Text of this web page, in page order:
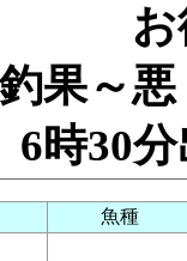
待
果
時30
魚種